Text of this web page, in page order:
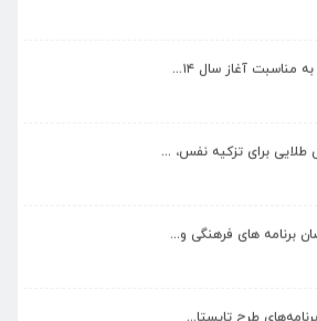
مناسبت آغاز سال ۱۴...
طلایی برای تزکیه نفس، ...
برنامه های فرهنگی و...